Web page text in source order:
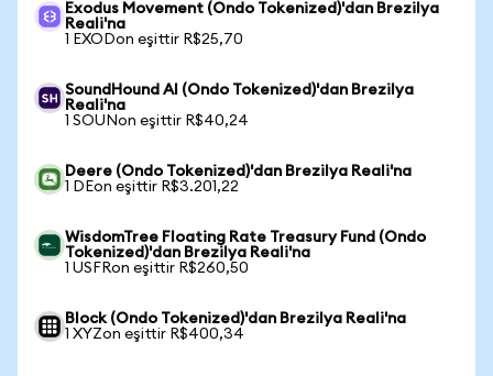
Exodus Movement (Ondo Tokenized)'dan Brezilya
Reali'na
1 EXODon eşittir R$25,70
SoundHound AI (Ondo Tokenized)'dan Brezilya
Reali'na
1 SOUNon eşittir R$40,24
Deere (Ondo Tokenized)'dan Brezilya Reali'na
1 DEon eşittir R$3.201,22
WisdomTree Floating Rate Treasury Fund (Ondo
Tokenized)'dan Brezilya Reali'na
1 USFRon eşittir R$260,50
Block (Ondo Tokenized)'dan Brezilya Reali'na
1 XYZon eşittir R$400,34